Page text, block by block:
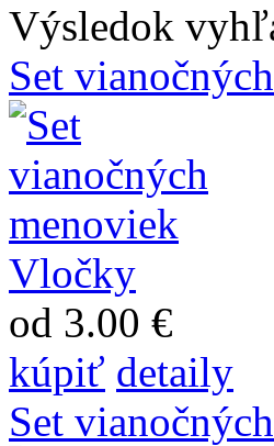
Výsledok
Set
od 3.00 €
kúpiť detaily
Set